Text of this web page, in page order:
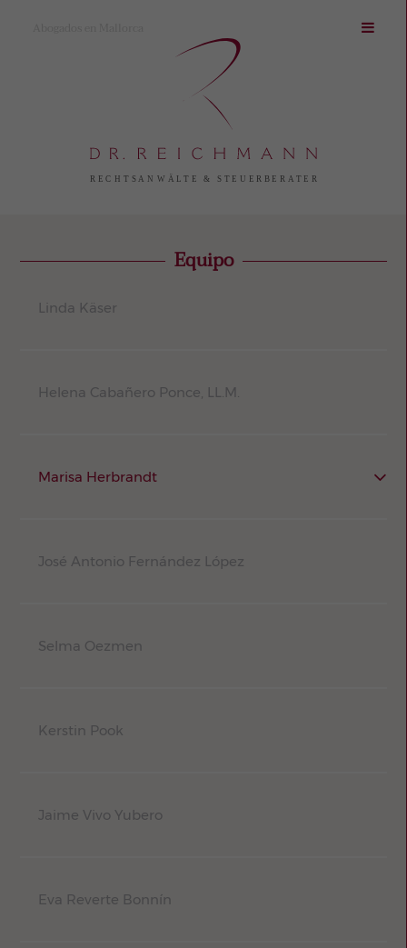
Equipo
Linda Käser
Helena Cabañero Ponce, LL.M.
Marisa Herbrandt
José Antonio Fernández López
Selma Oezmen
Kerstin Pook
Jaime Vivo Yubero
Eva Reverte Bonnín